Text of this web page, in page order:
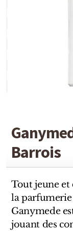
Barrois
Tout jeune
la
Ganymede
jouant des
Trudon
Marques Italiennes
Eau D'Italie
Santa Maria